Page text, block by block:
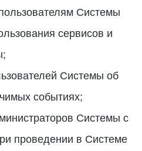
Системы
сервисов и
Системы об
событиях;
Системы с
проведении в Системе